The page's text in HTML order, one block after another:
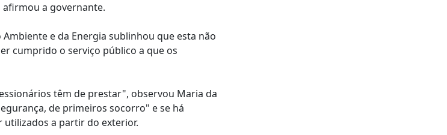
afirmou a governante.
e da Energia sublinhou que esta não
cumprido o serviço público a que os
têm de prestar", observou Maria da
de primeiros socorro" e se há
utilizados a partir do exterior.